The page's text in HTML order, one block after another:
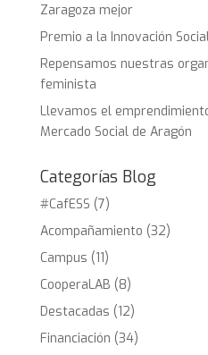
Zaragoza mejor
Premio a la Innovación
Repensamos nuestras
feminista
Llevamos el
Mercado Social de Aragón
Categorías Blog
#CafESS (7)
Acompañamiento (32)
Campus (11)
CooperaLAB (8)
Destacadas (12)
Financiación (34)